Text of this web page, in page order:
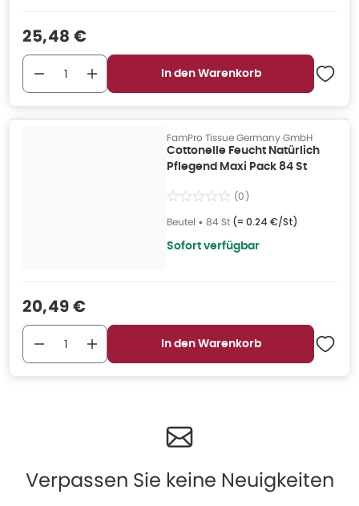
Verkaufspreis
25,48 €
In den Warenkorb
FamPro Tissue Germany GmbH
Cottonelle Feucht Natürlich
Pflegend Maxi Pack 84 St
(0)
Beutel • 84 St (= 0.24 €/St)
Sofort verfügbar
Verkaufspreis
20,49 €
In den Warenkorb
Verpassen Sie keine Neuigkeiten